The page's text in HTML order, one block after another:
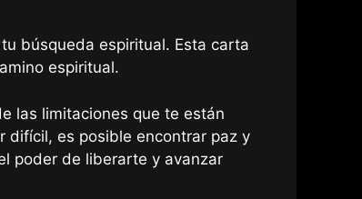
búsqueda espiritual. Esta carta
espiritual.
las limitaciones que te están
difícil, es posible encontrar paz y
poder de liberarte y avanzar